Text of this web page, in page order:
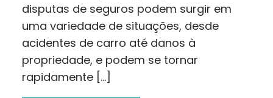
disputas de seguros podem surgir em
uma variedade de situações, desde
acidentes de carro até danos à
propriedade, e podem se tornar
rapidamente […]